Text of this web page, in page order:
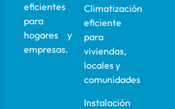
eficientes
para
hogares y
empresas.
Climatización
eficiente
para
viviendas,
locales y
comunidades
Instalación